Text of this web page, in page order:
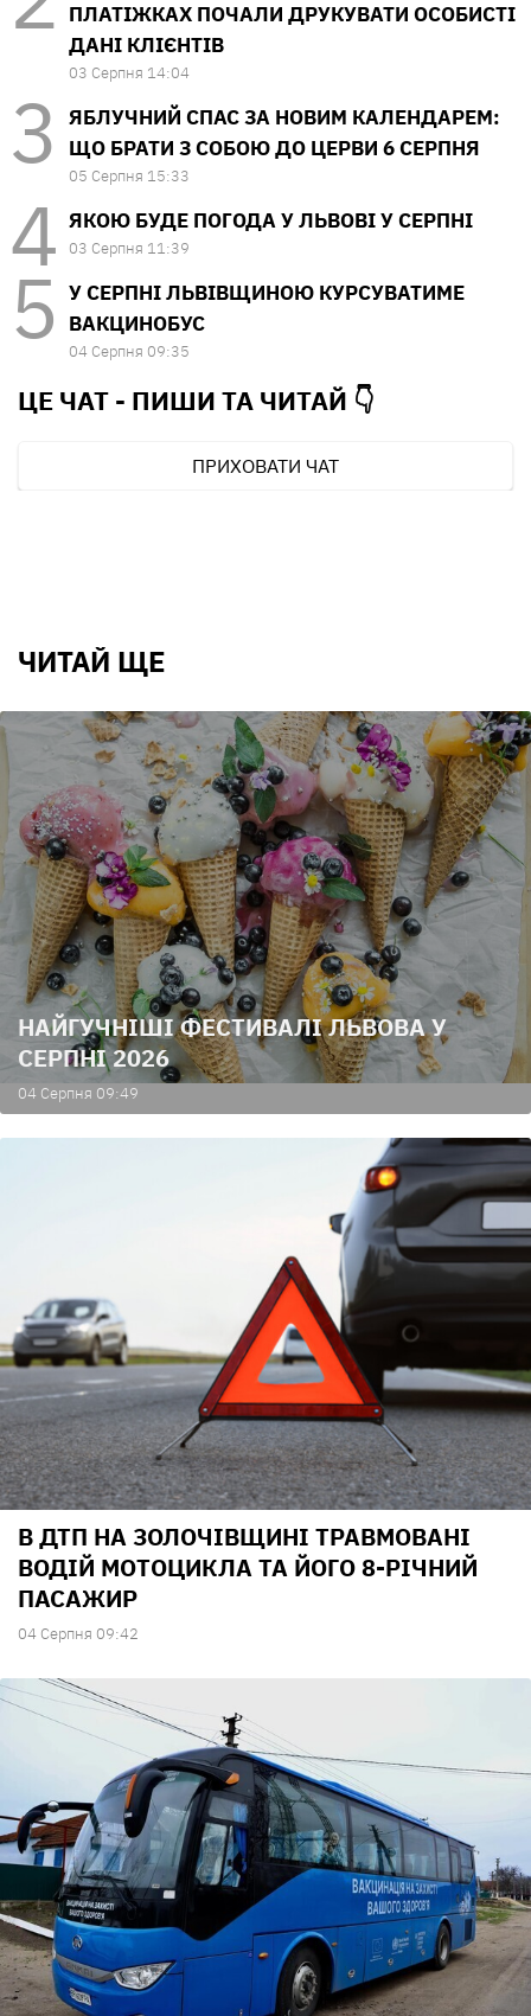
ПЛАТІЖКАХ ПОЧАЛИ ДРУКУВАТИ ОСОБИСТІ
ДАНІ КЛІЄНТІВ
03 Серпня 14:04
ЯБЛУЧНИЙ СПАС ЗА НОВИМ КАЛЕНДАРЕМ:
ЩО БРАТИ З СОБОЮ ДО ЦЕРВИ 6 СЕРПНЯ
05 Серпня 15:33
ЯКОЮ БУДЕ ПОГОДА У ЛЬВОВІ У СЕРПНІ
03 Серпня 11:39
У СЕРПНІ ЛЬВІВЩИНОЮ КУРСУВАТИМЕ
ВАКЦИНОБУС
04 Серпня 09:35
ЦЕ ЧАТ - ПИШИ ТА ЧИТАЙ 👇
ПРИХОВАТИ ЧАТ
ЧИТАЙ ЩЕ
НАЙГУЧНІШІ ФЕСТИВАЛІ ЛЬВОВА У
СЕРПНІ 2026
04 Серпня 09:49
В ДТП НА ЗОЛОЧІВЩИНІ ТРАВМОВАНІ
ВОДІЙ МОТОЦИКЛА ТА ЙОГО 8-РІЧНИЙ
ПАСАЖИР
04 Серпня 09:42